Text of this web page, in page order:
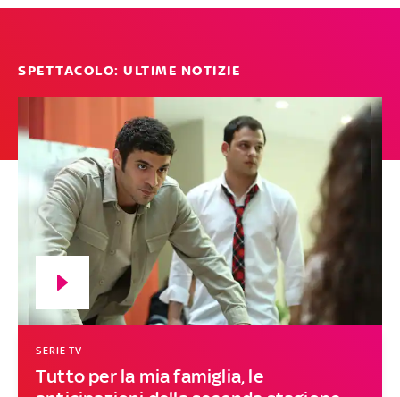
SPETTACOLO: ULTIME NOTIZIE
Tutto per la mia famiglia, le
SERIE TV